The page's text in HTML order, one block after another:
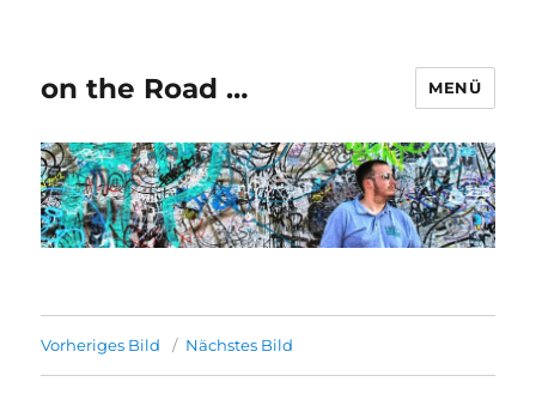
on the Road … MENÜ
Vorheriges Bild Nächstes Bild